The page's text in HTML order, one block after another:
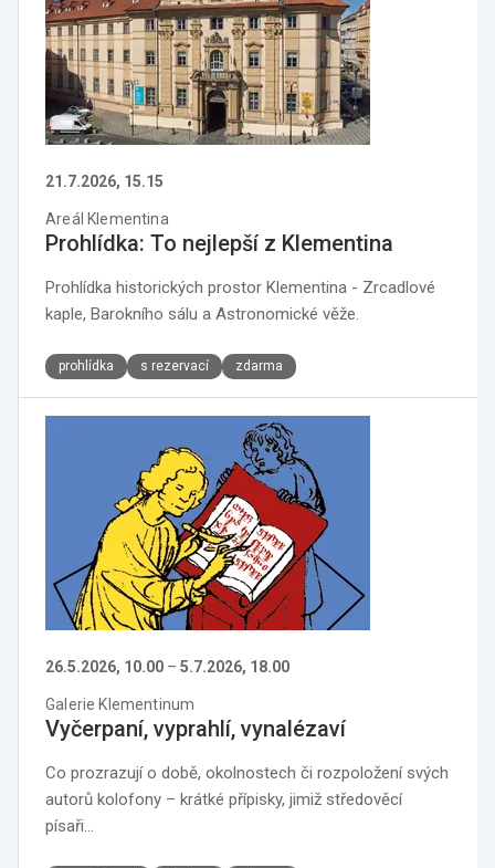
21.7.2026, 15.15
Areál Klementina
Prohlídka: To nejlepší z Klementina
Prohlídka historických prostor Klementina - Zrcadlové
kaple, Barokního sálu a Astronomické věže.
prohlídka s rezervací zdarma
26.5.2026, 10.00 – 5.7.2026, 18.00
Galerie Klementinum
Vyčerpaní, vyprahlí, vynalézaví
Co prozrazují o době, okolnostech či rozpoložení svých
autorů kolofony – krátké přípisky, jimiž středověcí
písaři…